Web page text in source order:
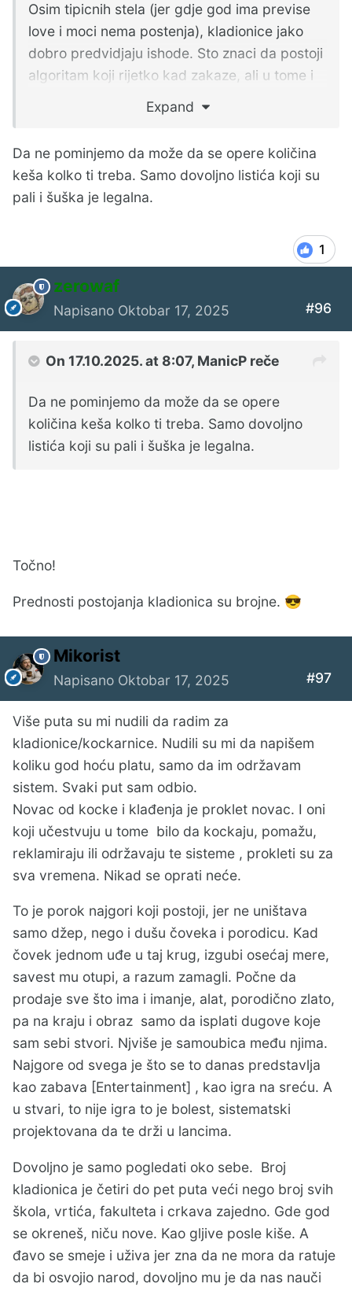
Osim tipicnih stela (jer gdje god ima previse
love i moci nema postenja), kladionice jako
dobro predvidjaju ishode. Sto znaci da postoji
algoritam koji rijetko kad zakaze, ali u tome i
je stvar - koeficijenti koje daje su tako losi da
se ne isplati ni razmisljati jer bi trebalo odigrati
velikih brojeva i tipicno stelanje zicera, pa ne
prolazi nista.
U moru listica, taman im prodje onoliko koliko
za kazino - moras biti vlasnik.
Expand
Da ne pominjemo da može da se opere količina
keša kolko ti treba. Samo dovoljno listića koji su
pali i šuška je legalna.
1
zerowaf
Napisano Oktobar 17, 2025 #96
On 17.10.2025. at 8:07, ManicP reče
Da ne pominjemo da može da se opere
količina keša kolko ti treba. Samo dovoljno
listića koji su pali i šuška je legalna.
Točno!
Prednosti postojanja kladionica su brojne. 😎
Mikorist
Napisano Oktobar 17, 2025 #97
Više puta su mi nudili da radim za
kladionice/kockarnice. Nudili su mi da napišem
koliku god hoću platu, samo da im održavam
sistem. Svaki put sam odbio.
Novac od kocke i klađenja je proklet novac. I oni
koji učestvuju u tome bilo da kockaju, pomažu,
reklamiraju ili održavaju te sisteme , prokleti su za
sva vremena. Nikad se oprati neće.
To je porok najgori koji postoji, jer ne uništava
samo džep, nego i dušu čoveka i porodicu. Kad
čovek jednom uđe u taj krug, izgubi osećaj mere,
savest mu otupi, a razum zamagli. Počne da
prodaje sve što ima i imanje, alat, porodično zlato,
pa na kraju i obraz samo da isplati dugove koje
sam sebi stvori. Njviše je samoubica među njima.
Najgore od svega je što se to danas predstavlja
kao zabava [Entertainment] , kao igra na sreću. A
u stvari, to nije igra to je bolest, sistematski
projektovana da te drži u lancima.
Dovoljno je samo pogledati oko sebe. Broj
kladionica je četiri do pet puta veći nego broj svih
škola, vrtića, fakulteta i crkava zajedno. Gde god
se okreneš, niču nove. Kao gljive posle kiše. A
đavo se smeje i uživa jer zna da ne mora da ratuje
da bi osvojio narod, dovoljno mu je da nas nauči